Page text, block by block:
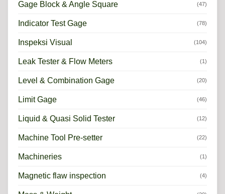
Gage Block & Angle Square (47)
Indicator Test Gage (78)
Inspeksi Visual (104)
Leak Tester & Flow Meters (1)
Level & Combination Gage (20)
Limit Gage (46)
Liquid & Quasi Solid Tester (12)
Machine Tool Pre-setter (22)
Machineries (1)
Magnetic flaw inspection (4)